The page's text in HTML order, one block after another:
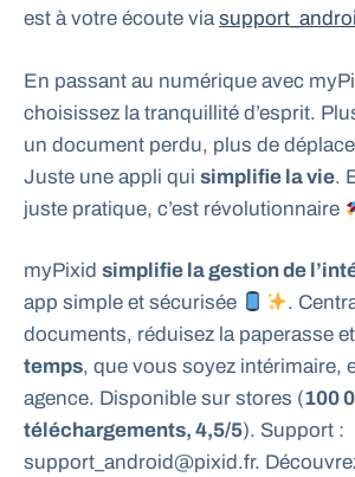
est à votre écoute via
En passant au numérique avec
choisissez la tranquillité d’esprit.
un document perdu, plus de
Juste une appli qui simplifie la vie.
juste pratique, c’est révolutionnaire
myPixid simplifie la gestion de
app simple et sécurisée
.
documents, réduisez la paperasse et
temps, que vous soyez intérimaire,
agence. Disponible sur stores (100
téléchargements, 4,5/5). Support :
support_android@pixid.fr.